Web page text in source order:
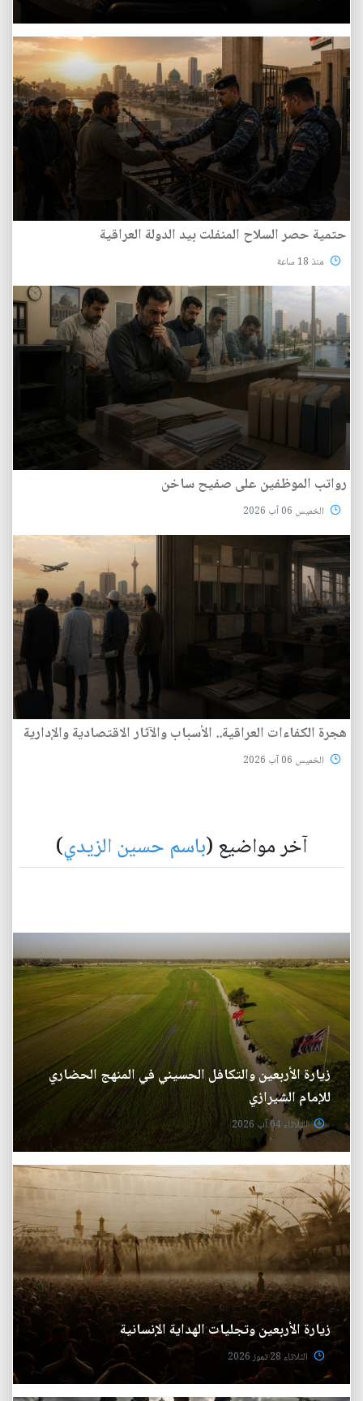
حتمية حصر السلاح المنفلت بيد الدولة العراقية
منذ 18 ساعة
رواتب الموظفين على صفيح ساخن
الخميس 06 آب 2026
هجرة الكفاءات العراقية.. الأسباب والآثار الاقتصادية والإدارية
الخميس 06 آب 2026
آخر مواضيع (باسم حسين الزيدي)
زيارة الأربعين والتكافل الحسيني في المنهج الحضاري
للإمام الشيرازي
الثلاثاء 04 آب 2026
زيارة الأربعين وتجليات الهداية الإنسانية
الثلاثاء 28 تموز 2026